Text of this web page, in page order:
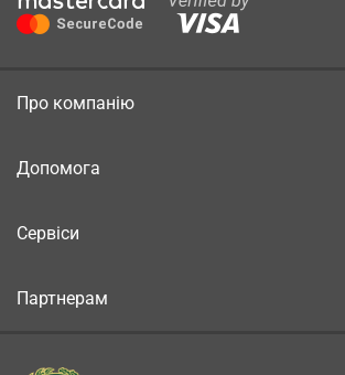
Про компанію
Допомога
Сервіси
Партнерам